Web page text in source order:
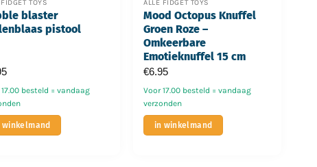
TOYS
blaster
pistool
besteld = vandaag
winkelmand
ALLE FIDGET TOYS
Mood Octopus Knuffel
Groen Roze –
Omkeerbare
Emotieknuffel 15 cm
Voor 17.00 besteld = vandaag
verzonden
€6.95
in winkelmand